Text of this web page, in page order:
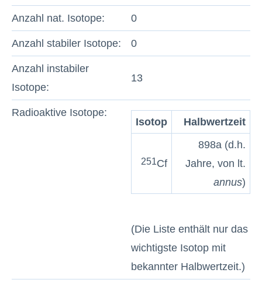
Anzahl nat. Isotope: 0
Anzahl stabiler Isotope: 0
Anzahl instabiler
Isotope:
13
Radioaktive Isotope:
Isotop
Halbwertzeit
251 Cf
898a (d.h.
Jahre, von lt.
annus)
(Die Liste enthält nur das
wichtigste Isotop mit
bekannter Halbwertzeit.)